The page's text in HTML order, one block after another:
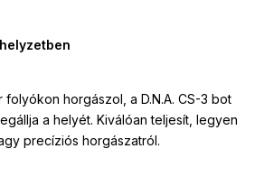
horgászol, a D.N.A. CS-3 bot
a helyét. Kiválóan teljesít, legyen
precíziós horgászatról.